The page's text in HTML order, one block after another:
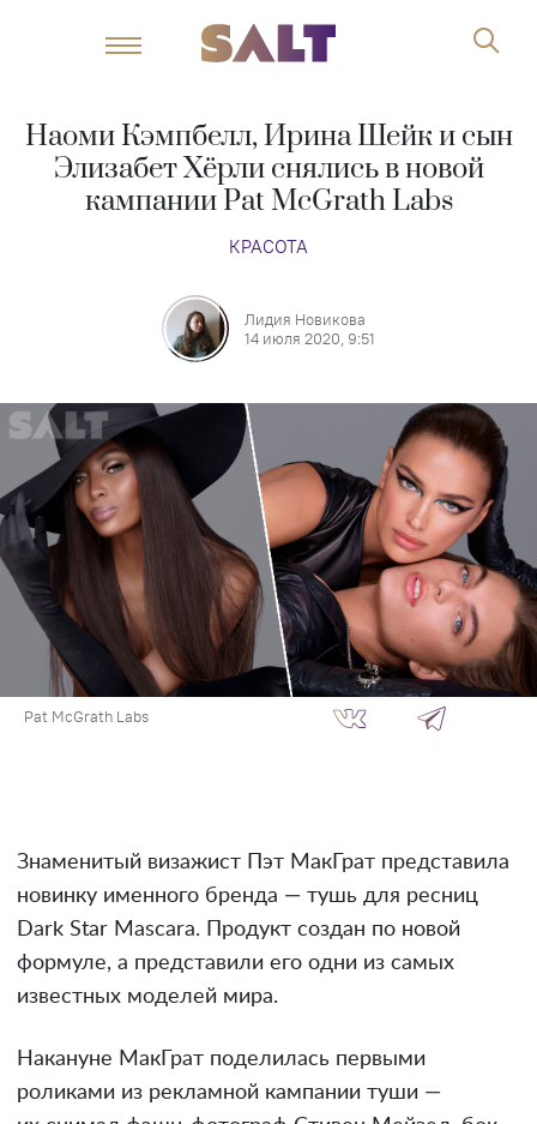
Наоми Кэмпбелл, Ирина Шейк и сын
Элизабет Хёрли снялись в новой
кампании Pat McGrath Labs
КРАСОТА
Лидия Новикова
14 июля 2020, 9:51
Pat McGrath Labs
Знаменитый визажист Пэт МакГрат представила
новинку именного бренда — тушь для ресниц
Dark Star Mascara. Продукт создан по новой
формуле, а представили его одни из самых
известных моделей мира.
Накануне МакГрат поделилась первыми
роликами из рекламной кампании туши —